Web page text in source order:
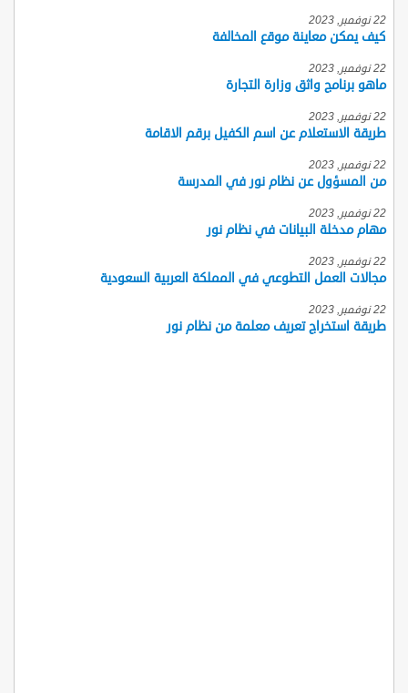
22 نوفمبر, 2023
كيف يمكن معاينة موقع المخالفة
22 نوفمبر, 2023
ماهو برنامج واثق وزارة التجارة
22 نوفمبر, 2023
طريقة الاستعلام عن اسم الكفيل برقم الاقامة
22 نوفمبر, 2023
من المسؤول عن نظام نور في المدرسة
22 نوفمبر, 2023
مهام مدخلة البيانات في نظام نور
22 نوفمبر, 2023
مجالات العمل التطوعي في المملكة العربية السعودية
22 نوفمبر, 2023
طريقة استخراج تعريف معلمة من نظام نور